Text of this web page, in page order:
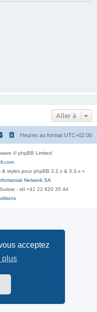
acceptez
plus
e
Aller à
Heures au format UTC+02:00
© phpBB Limited
& styles pour phpBB 3.2.x & 3.3.x »
Network SA
- tél +41 22 820 35 44